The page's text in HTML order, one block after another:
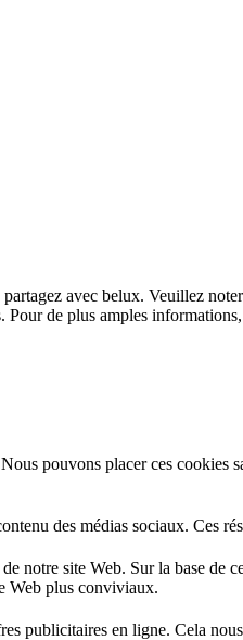
avec belux. Veuillez
Pour de plus amples informations,
pouvons placer ces cookies
des médias sociaux. Ces
notre site Web. Sur la base
Web plus conviviaux.
publicitaires en ligne. Cela